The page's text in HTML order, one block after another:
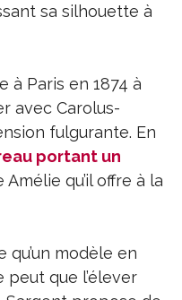
sa silhouette à
à Paris en 1874 à
avec Carolus-
fulgurante. En
portant un
qu’il offre à la
modèle en
que l’élever